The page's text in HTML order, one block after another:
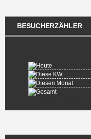
BESUCHERZÄHLER